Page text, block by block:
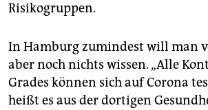
Risikogruppen.
In Hamburg zumindest will man
aber noch nichts wissen. „Alle
Grades können sich auf Corona
heißt es aus der dortigen